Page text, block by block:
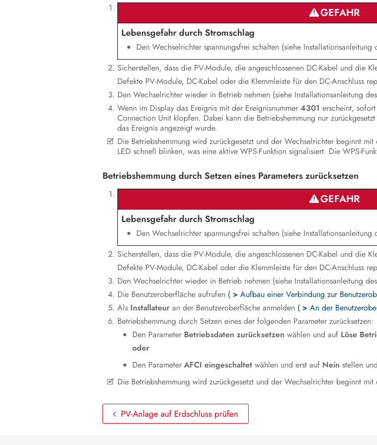
GEFAHR
Lebensgefahr durch Stromschlag
Den Wechselrichter spannungsfrei schalten (siehe Installationsanleitung
Sicherstellen, dass die PV-Module, die angeschlossenen DC-Kabel und die
Defekte PV-Module, DC-Kabel oder die Klemmleiste für den DC-Anschluss
Den Wechselrichter wieder in Betrieb nehmen (siehe Installationsanleitung
Wenn im Display das Ereignis mit der Ereignisnummer 4301 erscheint,
Connection Unit klopfen. Dabei kann die Betriebshemmung nur
das Ereignis angezeigt wurde.
Die Betriebshemmung wird zurückgesetzt und der Wechselrichter beginnt
LED schnell blinken, was eine aktive WPS-Funktion signalisiert. Die WPS-
Betriebshemmung durch Setzen eines Parameters zurücksetzen
GEFAHR
Lebensgefahr durch Stromschlag
Den Wechselrichter spannungsfrei schalten (siehe Installationsanleitung
Sicherstellen, dass die PV-Module, die angeschlossenen DC-Kabel und die
Defekte PV-Module, DC-Kabel oder die Klemmleiste für den DC-Anschluss
Den Wechselrichter wieder in Betrieb nehmen (siehe Installationsanleitung
Die Benutzeroberfläche aufrufen ( > Aufbau einer Verbindung zur
Als Installateur an der Benutzeroberfläche anmelden ( > An der
Betriebshemmung durch Setzen eines der folgenden Parameter zurücksetzen:
Den Parameter Betriebsdaten zurücksetzen wählen und auf Löse
oder
Den Parameter AFCI eingeschaltet wählen und erst auf Nein stellen
Die Betriebshemmung wird zurückgesetzt und der Wechselrichter beginnt mit
PV-Anlage auf Erdschluss prüfen